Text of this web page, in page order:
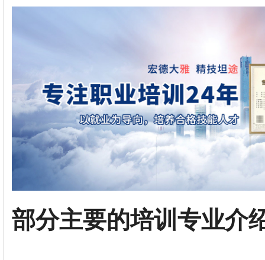
部分主要的培训专业介